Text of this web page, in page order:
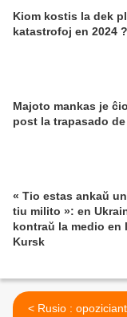
Kiom kostis la dek
katastrofoj en 2024 ?
Majoto mankas je
post la trapasado
« Tio estas ankaŭ
tiu milito »: en
kontraŭ la medio en
Kursk
< Rusio : opozicianto estis